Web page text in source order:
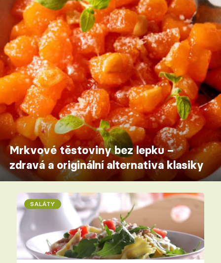
Mrkvové těstoviny bez lepku –
zdravá a originální alternativa klasiky
SALÁTY